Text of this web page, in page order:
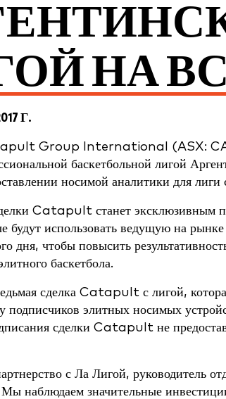
НА
Г.
Group International (ASX: CAT)
баскетбольной лигой
носимой аналитики для лиги
Catapult станет эксклюзивным
будут использовать ведущую на
дня, чтобы повысить
баскетбола.
сделка Catapult с лигой,
подписчиков элитных носимых
сделки Catapult не
с Ла Лигой, руководитель
наблюдаем значительные